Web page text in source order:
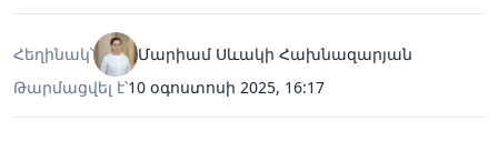
Հեղինակ՝
Մարիամ Սևակի Հախնազարյան
Թարմացվել է՝10 օգոստոսի 2025, 16:17